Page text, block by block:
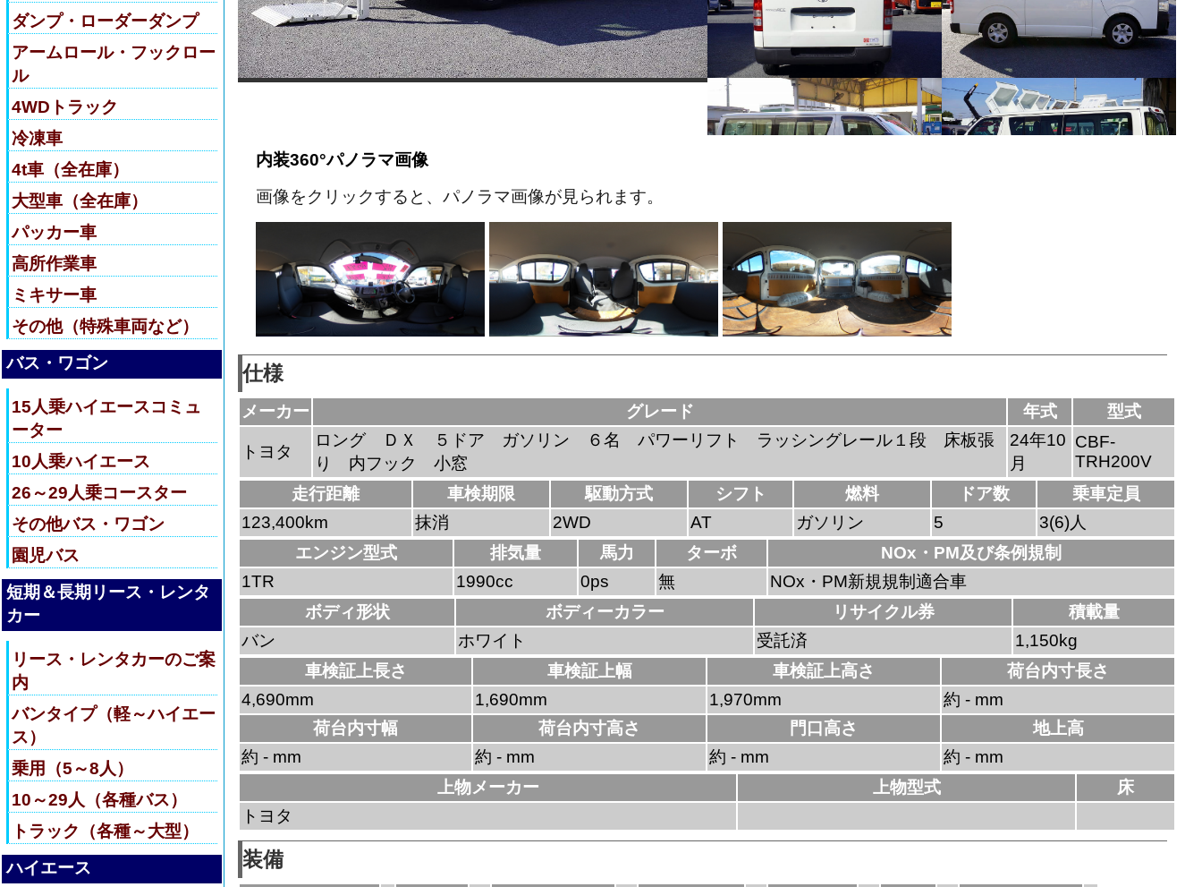
ダンプ・ローダーダンプ
アームロール・フックロー
ル
4WDトラック
冷凍車
4t車（全在庫）
大型車（全在庫）
パッカー車
高所作業車
ミキサー車
その他（特殊車両など）
バス・ワゴン
15人乗ハイエースコミュ
ーター
10人乗ハイエース
26～29人乗コースター
その他バス・ワゴン
園児バス
短期＆長期リース・レンタ
カー
リース・レンタカーのご案
内
バンタイプ（軽～ハイエー
ス）
乗用（5～8人）
10～29人（各種バス）
トラック（各種～大型）
ハイエース
内装360°パノラマ画像
画像をクリックすると、パノラマ画像が見られます。
仕様
メーカー グレード 年式 型式
トヨタ
ロング ＤＸ ５ドア ガソリン ６名 パワーリフト ラッシングレール１段 床板張
り 内フック 小窓
24年10
月
CBF-
TRH200V
走行距離
車検期限 駆動方式 シフト 燃料 ドア数
乗車定員
123,400km
抹消 2WD AT ガソリン 5
3(6)人
エンジン型式
排気量 馬力 ターボ
NOx・PM及び条例規制
1TR
1990cc 0ps 無
NOx・PM新規規制適合車
ボディ形状
ボディーカラー リサイクル券
積載量
バン
ホワイト 受託済
1,150kg
車検証上長さ
車検証上幅 車検証上高さ
荷台内寸長さ
4,690mm
1,690mm 1,970mm
約 - mm
荷台内寸幅
荷台内寸高さ 門口高さ
地上高
約 - mm
約 - mm 約 - mm
約 - mm
上物メーカー
上物型式
床
トヨタ
装備